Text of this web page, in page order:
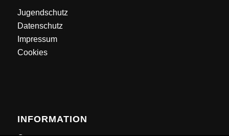
Jugendschutz
Datenschutz
Impressum
Cookies
INFORMATION